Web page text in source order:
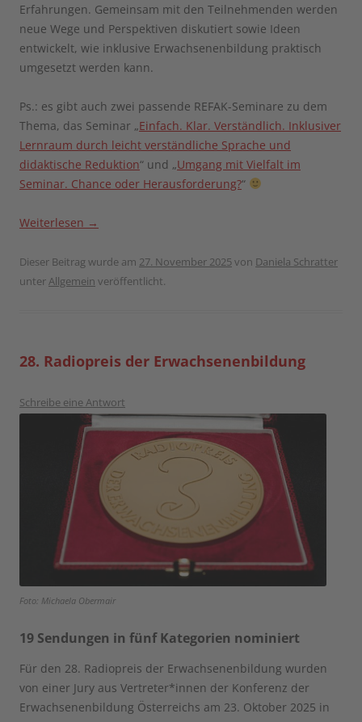
Erfahrungen. Gemeinsam mit den Teilnehmenden werden
neue Wege und Perspektiven diskutiert sowie Ideen
entwickelt, wie inklusive Erwachsenenbildung praktisch
umgesetzt werden kann.
Ps.: es gibt auch zwei passende REFAK-Seminare zu dem
Thema, das Seminar „Einfach. Klar. Verständlich. Inklusiver
Lernraum durch leicht verständliche Sprache und
didaktische Reduktion“ und „Umgang mit Vielfalt im
Seminar. Chance oder Herausforderung?“
Weiterlesen →
Dieser Beitrag wurde am 27. November 2025von Daniela Schratter
unterAllgemein veröffentlicht.
28. Radiopreis der Erwachsenenbildung
Schreibe eine Antwort
Foto: Michaela Obermair
19 Sendungen in fünf Kategorien nominiert
Für den 28. Radiopreis der Erwachsenenbildung wurden
von einer Jury aus Vertreter*innen der Konferenz der
Erwachsenenbildung Österreichs am 23. Oktober 2025 in